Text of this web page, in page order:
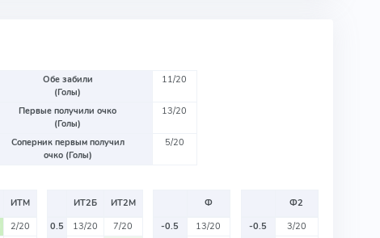
Обе забили
(Голы)
11/20
Первые получили очко
(Голы)
13/20
Соперник первым получил
очко (Голы)
5/20
ИТМ
2/20
ИТ2Б
ИТ2М
0.5
13/20
7/20
Ф
-0.5
13/20
Ф2
-0.5
3/20